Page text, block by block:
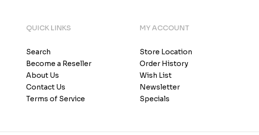
QUICK LINKS
Search
Become a Reseller
About Us
Contact Us
Terms of Service
MY ACCOUNT
Store Location
Order History
Wish List
Newsletter
Specials